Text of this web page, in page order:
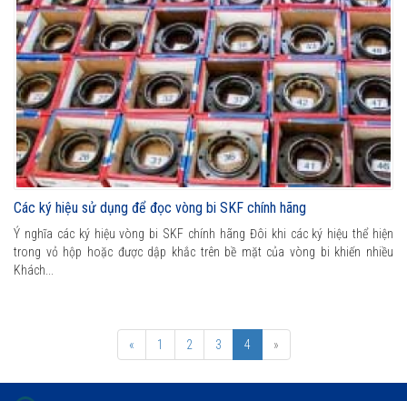
Các ký hiệu sử dụng để đọc vòng bi SKF chính hãng
​Ý nghĩa các ký hiệu vòng bi SKF chính hãng Đôi khi các ký hiệu thể hiện
trong vỏ hộp hoặc được dập khắc trên bề mặt của vòng bi khiến nhiều
Khách...
« 1 2 3 4 »